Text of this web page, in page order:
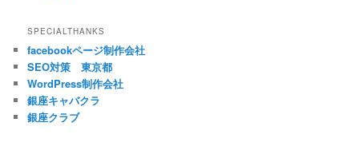
SPECIALTHANKS
facebookページ制作会社
SEO対策 東京都
WordPress制作会社
銀座キャバクラ
銀座クラブ